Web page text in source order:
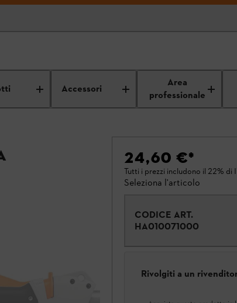
Accessori
Area
professionale
24,60 €*
Tutti i prezzi includono il 22% di
Seleziona l'articolo
CODICE ART.
HA010071000
Rivolgiti a un